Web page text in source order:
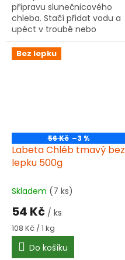
přípravu slunečnicového
chleba. Stačí přidat vodu a
upéct v troubě nebo
pekárně. Neobsahuje lepek
ani laktózu.
Bez lepku
56 Kč –3 %
Labeta Chléb tmavý bez
lepku 500g
Skladem (7 ks)
54 Kč / ks
Měrná
cena:
108 Kč / 1 kg
Do košíku